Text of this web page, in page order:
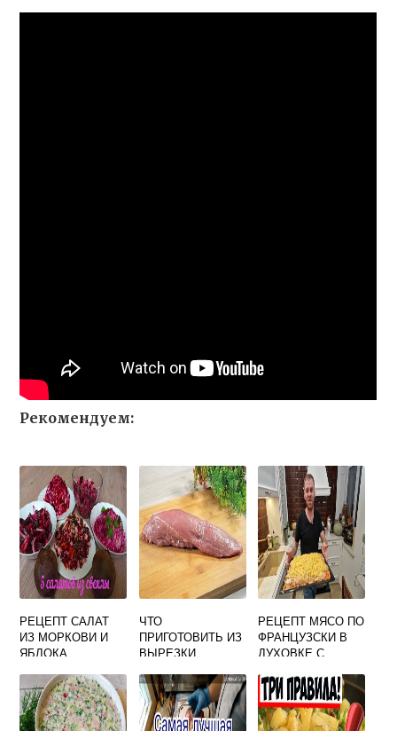
Рекомендуем:
РЕЦЕПТ САЛАТ
ИЗ МОРКОВИ И
ЯБЛОКА
ЧТО
ПРИГОТОВИТЬ ИЗ
ВЫРЕЗКИ
РЕЦЕПТ МЯСО ПО
ФРАНЦУЗСКИ В
ДУХОВКЕ С